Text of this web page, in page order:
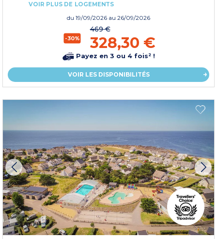
VOIR PLUS DE LOGEMENTS
du 19/09/2026 au 26/09/2026
-30%
469 €
328,30 €
Payez en 3 ou 4 fois² !
VOIR LES DISPONIBILITÉS